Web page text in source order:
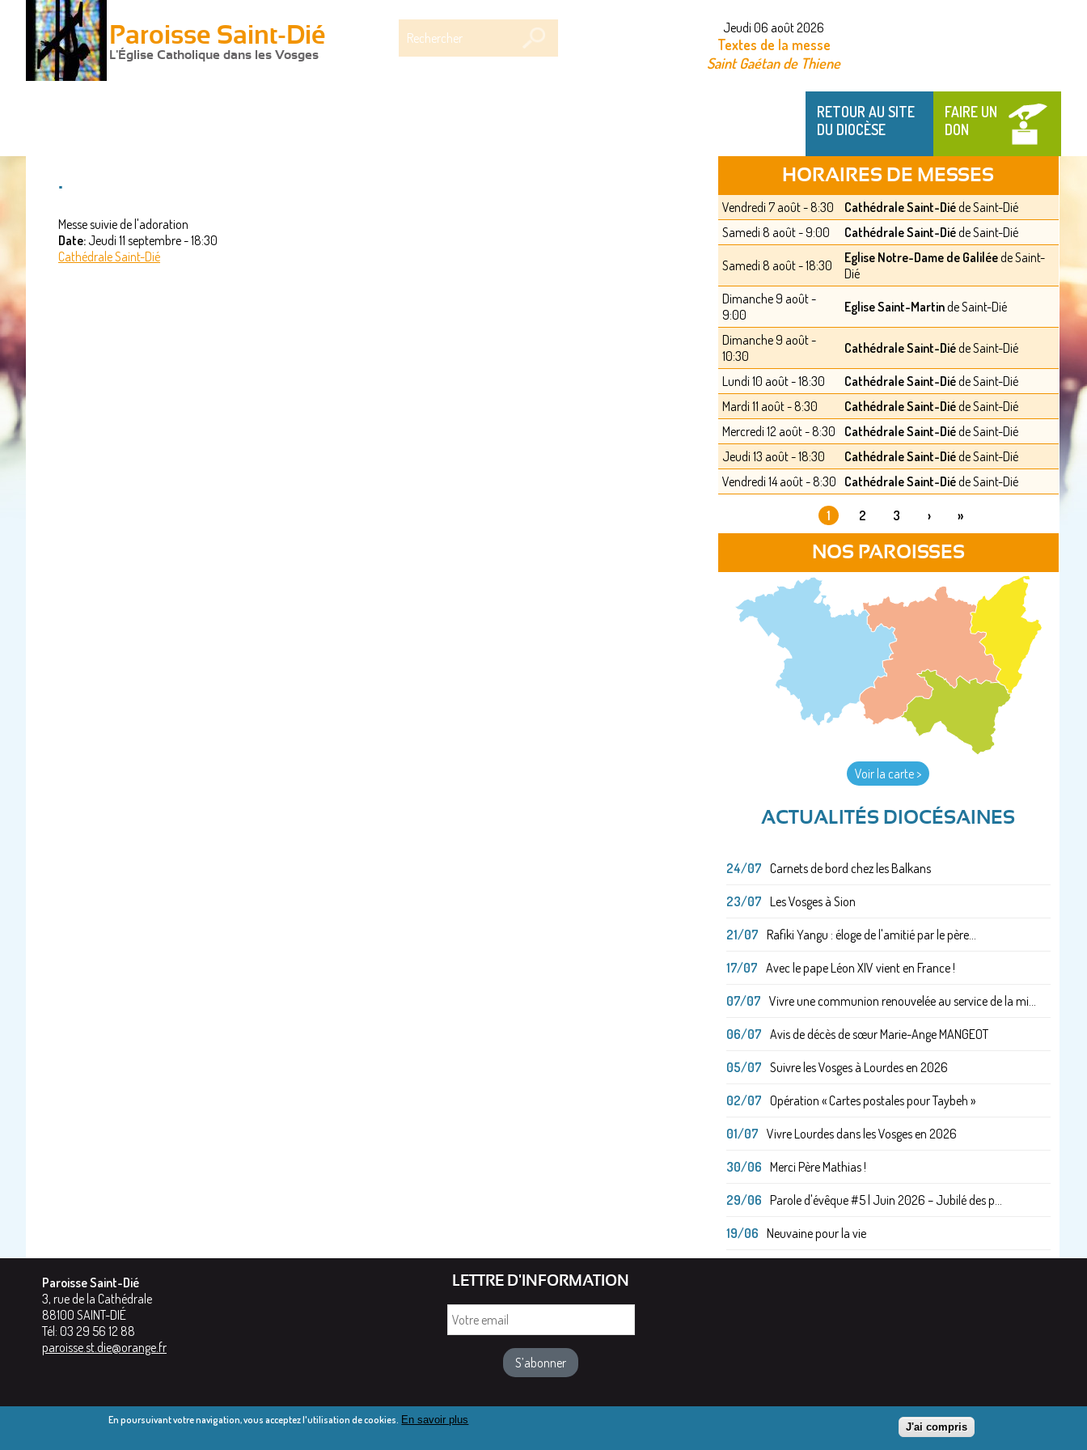
Paroisse Saint-Dié
L'Église Catholique dans les Vosges
Jeudi 06 août 2026
Textes de la messe
Saint Gaétan de Thiene
RETOUR AU SITE
DU DIOCÈSE
FAIRE UN
DON
.
Messe suivie de l'adoration
Date: Jeudi 11 septembre - 18:30
Cathédrale Saint-Dié
HORAIRES DE MESSES
Vendredi 7 août - 8:30 Cathédrale Saint-Diéde Saint-Dié
Samedi 8 août - 9:00
Cathédrale Saint-Diéde Saint-Dié
Samedi 8 août - 18:30 Eglise Notre-Dame de Galiléede Saint-
Dié
Dimanche 9 août -
9:00
Eglise Saint-Martinde Saint-Dié
Dimanche 9 août -
10:30
Cathédrale Saint-Diéde Saint-Dié
Lundi 10 août - 18:30 Cathédrale Saint-Diéde Saint-Dié
Mardi 11 août - 8:30
Cathédrale Saint-Diéde Saint-Dié
Mercredi 12 août - 8:30
Cathédrale Saint-Diéde Saint-Dié
Jeudi 13 août - 18:30
Cathédrale Saint-Diéde Saint-Dié
Vendredi 14 août - 8:30 Cathédrale Saint-Diéde Saint-Dié
1 2 3 › »
NOS PAROISSES
Voir la carte >
ACTUALITÉS DIOCÉSAINES
24/07 Carnets de bord chez les Balkans
23/07 Les Vosges à Sion
21/07 Rafiki Yangu : éloge de l'amitié par le père...
17/07 Avec le pape Léon XIV vient en France !
07/07 Vivre une communion renouvelée au service de la mi...
06/07 Avis de décès de sœur Marie-Ange MANGEOT
05/07 Suivre les Vosges à Lourdes en 2026
02/07 Opération « Cartes postales pour Taybeh »
01/07 Vivre Lourdes dans les Vosges en 2026
30/06 Merci Père Mathias !
29/06 Parole d'évêque #5 | Juin 2026 – Jubilé des p...
19/06 Neuvaine pour la vie
Paroisse Saint-Dié
3, rue de la Cathédrale
88100 SAINT-DIÉ
Tél: 03 29 56 12 88
paroisse.st.die@orange.fr
LETTRE D'INFORMATION
En poursuivant votre navigation, vous acceptez l'utilisation de cookies. En savoir plus
J'ai compris